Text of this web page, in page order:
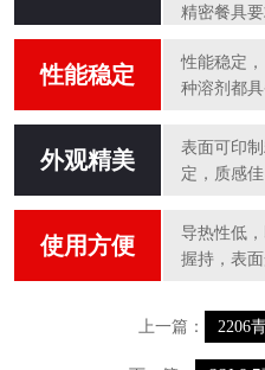
精密餐具要
性能稳定
性能稳定
种溶剂都
外观精美
表面可印
定，质感
使用方便
导热性低
握持，表面
上一篇： 2206